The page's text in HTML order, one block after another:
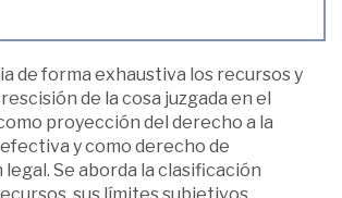
de forma exhaustiva los recursos y
de la cosa juzgada en el
proyección del derecho a la
y como derecho de
Se aborda la clasificación